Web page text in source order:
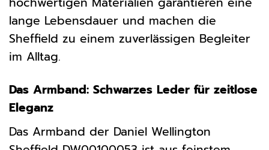
lange Lebensdauer und machen die
Sheffield zu einem zuverlässigen Begleiter
im Alltag.
Das Armband: Schwarzes Leder für zeitlose
Eleganz
Das Armband der Daniel Wellington